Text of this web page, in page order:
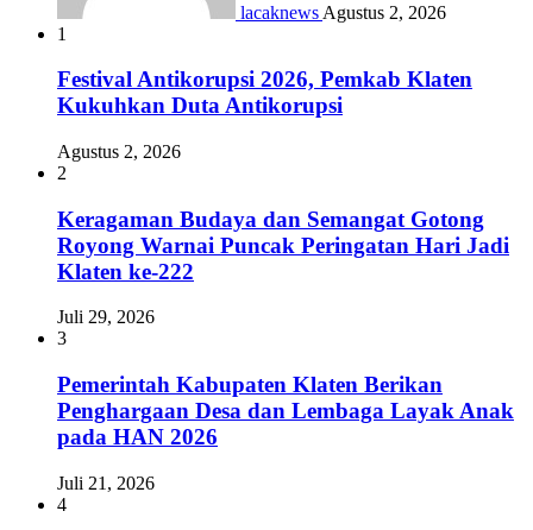
lacaknews Agustus 2, 2026
1
Festival Antikorupsi 2026, Pemkab Klaten
Kukuhkan Duta Antikorupsi
Agustus 2, 2026
2
Keragaman Budaya dan Semangat Gotong
Royong Warnai Puncak Peringatan Hari Jadi
Klaten ke-222
Juli 29, 2026
3
Pemerintah Kabupaten Klaten Berikan
Penghargaan Desa dan Lembaga Layak Anak
pada HAN 2026
Juli 21, 2026
4